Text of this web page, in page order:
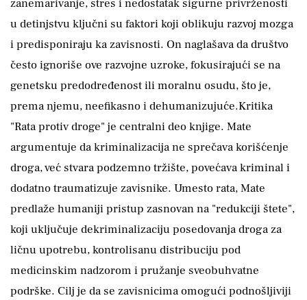
zanemarivanje, stres i nedostatak sigurne privrženosti
u detinjstvu ključni su faktori koji oblikuju razvoj mozga
i predisponiraju ka zavisnosti. On naglašava da društvo
često ignoriše ove razvojne uzroke, fokusirajući se na
genetsku predodređenost ili moralnu osudu, što je,
prema njemu, neefikasno i dehumanizujuće.Kritika
"Rata protiv droge" je centralni deo knjige. Mate
argumentuje da kriminalizacija ne sprečava korišćenje
droga, već stvara podzemno tržište, povećava kriminal i
dodatno traumatizuje zavisnike. Umesto rata, Mate
predlaže humaniji pristup zasnovan na "redukciji štete",
koji uključuje dekriminalizaciju posedovanja droga za
ličnu upotrebu, kontrolisanu distribuciju pod
medicinskim nadzorom i pružanje sveobuhvatne
podrške. Cilj je da se zavisnicima omogući podnošljiviji